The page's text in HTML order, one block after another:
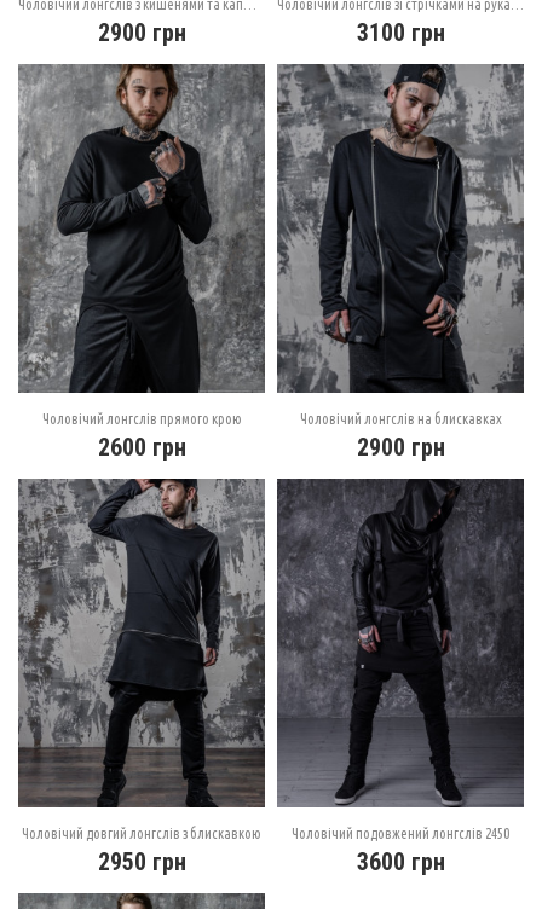
2900 грн 3100 грн
Чоловічий лонгслів прямого крою
2600 грн
Чоловічий лонгслів на блискавках
2900 грн
Чоловічий довгий лонгслів з блискавкою
2950 грн
Чоловічий подовжений лонгслів 2450
3600 грн